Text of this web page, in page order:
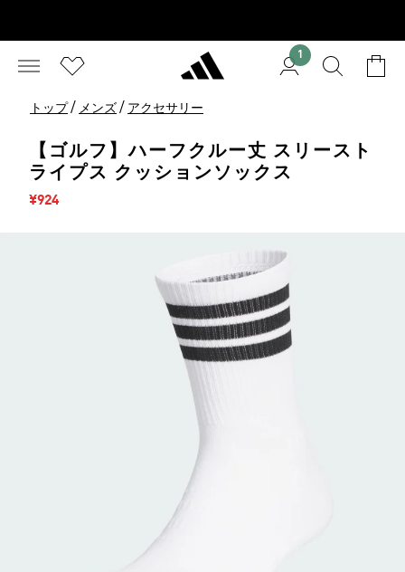
1
トップ / メンズ / アクセサリー
【ゴルフ】ハーフクルー丈 スリースト
ライプス クッションソックス
セール価格
¥924